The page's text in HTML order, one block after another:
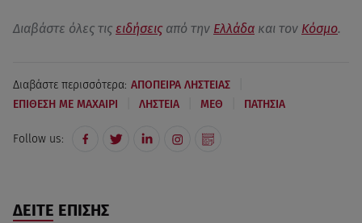
Διαβάστε όλες τις ειδήσεις από την Ελλάδα και τον Κόσμο.
Διαβάστε περισσότερα: ΑΠΟΠΕΙΡΑ ΛΗΣΤΕΙΑΣ
ΕΠΙΘΕΣΗ ΜΕ ΜΑΧΑΙΡΙ ΛΗΣΤΕΙΑ ΜΕΘ ΠΑΤΗΣΙΑ
Follow us:
ΔΕΙΤΕ ΕΠΙΣΗΣ